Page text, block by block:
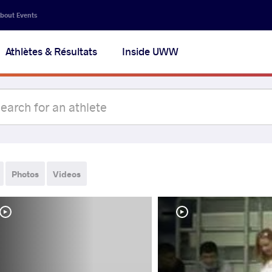
Events
Athlètes & Résultats Inside UWW
Photos Videos